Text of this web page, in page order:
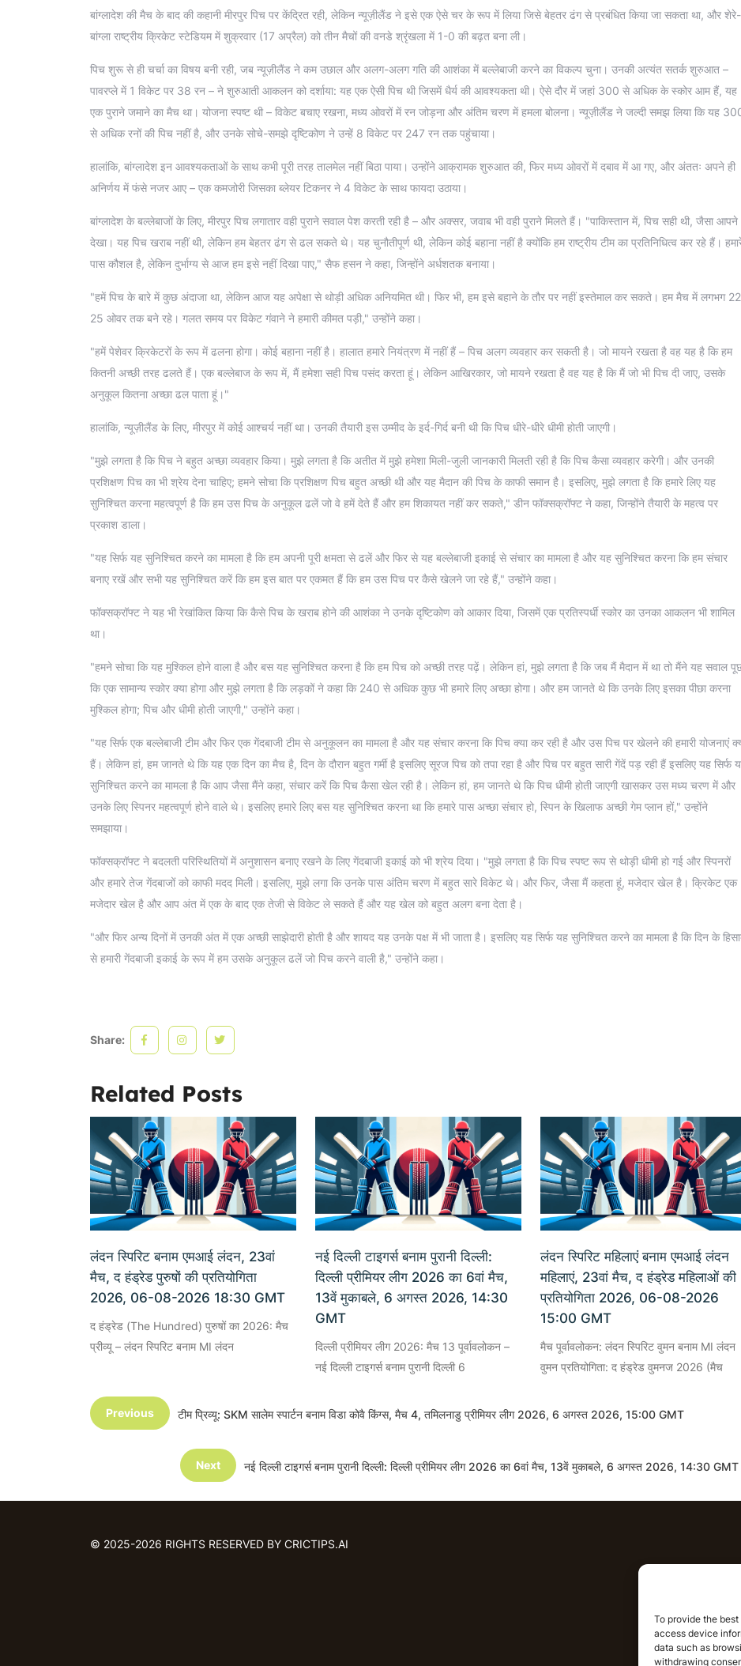
To provide the
access device
data such as
withdrawing
बांग्लादेश की मैच के बाद की कहानी मीरपुर पिच पर केंद्रित रही, लेकिन न्यूज़ीलैंड ने इसे एक ऐसे चर के रूप में लिया जिसे बेहतर ढंग से प्रबंधित किया जा सकता था, और शेरे-
बांग्ला राष्ट्रीय क्रिकेट स्टेडियम में शुक्रवार (17 अप्रैल) को तीन मैचों की वनडे श्रृंखला में 1-0 की बढ़त बना ली।
पिच शुरू से ही चर्चा का विषय बनी रही, जब न्यूज़ीलैंड ने कम उछाल और अलग-अलग गति की आशंका में बल्लेबाजी करने का विकल्प चुना। उनकी अत्यंत सतर्क शुरुआत –
पावरप्ले में 1 विकेट पर 38 रन – ने शुरुआती आकलन को दर्शाया: यह एक ऐसी पिच थी जिसमें धैर्य की आवश्यकता थी। ऐसे दौर में जहां 300 से अधिक के स्कोर आम हैं, यह
एक पुराने जमाने का मैच था। योजना स्पष्ट थी – विकेट बचाए रखना, मध्य ओवरों में रन जोड़ना और अंतिम चरण में हमला बोलना। न्यूज़ीलैंड ने जल्दी समझ लिया कि यह
से अधिक रनों की पिच नहीं है, और उनके सोचे-समझे दृष्टिकोण ने उन्हें 8 विकेट पर 247 रन तक पहुंचाया।
हालांकि, बांग्लादेश इन आवश्यकताओं के साथ कभी पूरी तरह तालमेल नहीं बिठा पाया। उन्होंने आक्रामक शुरुआत की, फिर मध्य ओवरों में दबाव में आ गए, और अंततः अपने ही
अनिर्णय में फंसे नजर आए – एक कमजोरी जिसका ब्लेयर टिकनर ने 4 विकेट के साथ फायदा उठाया।
बांग्लादेश के बल्लेबाजों के लिए, मीरपुर पिच लगातार वही पुराने सवाल पेश करती रही है – और अक्सर, जवाब भी वही पुराने मिलते हैं। "पाकिस्तान में, पिच सही थी, जैसा आपने
देखा। यह पिच खराब नहीं थी, लेकिन हम बेहतर ढंग से ढल सकते थे। यह चुनौतीपूर्ण थी, लेकिन कोई बहाना नहीं है क्योंकि हम राष्ट्रीय टीम का प्रतिनिधित्व कर रहे हैं।
पास कौशल है, लेकिन दुर्भाग्य से आज हम इसे नहीं दिखा पाए," सैफ हसन ने कहा, जिन्होंने अर्धशतक बनाया।
"हमें पिच के बारे में कुछ अंदाजा था, लेकिन आज यह अपेक्षा से थोड़ी अधिक अनियमित थी। फिर भी, हम इसे बहाने के तौर पर नहीं इस्तेमाल कर सकते। हम मैच में लगभग
25 ओवर तक बने रहे। गलत समय पर विकेट गंवाने ने हमारी कीमत पड़ी," उन्होंने कहा।
"हमें पेशेवर क्रिकेटरों के रूप में ढलना होगा। कोई बहाना नहीं है। हालात हमारे नियंत्रण में नहीं हैं – पिच अलग व्यवहार कर सकती है। जो मायने रखता है वह यह है कि हम
कितनी अच्छी तरह ढलते हैं। एक बल्लेबाज के रूप में, मैं हमेशा सही पिच पसंद करता हूं। लेकिन आखिरकार, जो मायने रखता है वह यह है कि मैं जो भी पिच दी जाए, उसके
अनुकूल कितना अच्छा ढल पाता हूं।"
हालांकि, न्यूज़ीलैंड के लिए, मीरपुर में कोई आश्चर्य नहीं था। उनकी तैयारी इस उम्मीद के इर्द-गिर्द बनी थी कि पिच धीरे-धीरे धीमी होती जाएगी।
"मुझे लगता है कि पिच ने बहुत अच्छा व्यवहार किया। मुझे लगता है कि अतीत में मुझे हमेशा मिली-जुली जानकारी मिलती रही है कि पिच कैसा व्यवहार करेगी। और उनकी
प्रशिक्षण पिच का भी श्रेय देना चाहिए; हमने सोचा कि प्रशिक्षण पिच बहुत अच्छी थी और यह मैदान की पिच के काफी समान है। इसलिए, मुझे लगता है कि हमारे लिए यह
सुनिश्चित करना महत्वपूर्ण है कि हम उस पिच के अनुकूल ढलें जो वे हमें देते हैं और हम शिकायत नहीं कर सकते," डीन फॉक्सक्रॉफ्ट ने कहा, जिन्होंने तैयारी के महत्व पर
प्रकाश डाला।
"यह सिर्फ यह सुनिश्चित करने का मामला है कि हम अपनी पूरी क्षमता से ढलें और फिर से यह बल्लेबाजी इकाई से संचार का मामला है और यह सुनिश्चित करना कि हम संचार
बनाए रखें और सभी यह सुनिश्चित करें कि हम इस बात पर एकमत हैं कि हम उस पिच पर कैसे खेलने जा रहे हैं," उन्होंने कहा।
फॉक्सक्रॉफ्ट ने यह भी रेखांकित किया कि कैसे पिच के खराब होने की आशंका ने उनके दृष्टिकोण को आकार दिया, जिसमें एक प्रतिस्पर्धी स्कोर का उनका आकलन भी शामिल
था।
"हमने सोचा कि यह मुश्किल होने वाला है और बस यह सुनिश्चित करना है कि हम पिच को अच्छी तरह पढ़ें। लेकिन हां, मुझे लगता है कि जब मैं मैदान में था तो मैंने यह सवाल
कि एक सामान्य स्कोर क्या होगा और मुझे लगता है कि लड़कों ने कहा कि 240 से अधिक कुछ भी हमारे लिए अच्छा होगा। और हम जानते थे कि उनके लिए इसका पीछा करना
मुश्किल होगा; पिच और धीमी होती जाएगी," उन्होंने कहा।
"यह सिर्फ एक बल्लेबाजी टीम और फिर एक गेंदबाजी टीम से अनुकूलन का मामला है और यह संचार करना कि पिच क्या कर रही है और उस पिच पर खेलने की हमारी योजनाएं
हैं। लेकिन हां, हम जानते थे कि यह एक दिन का मैच है, दिन के दौरान बहुत गर्मी है इसलिए सूरज पिच को तपा रहा है और पिच पर बहुत सारी गेंदें पड़ रही हैं इसलिए यह सिर्फ
सुनिश्चित करने का मामला है कि आप जैसा मैंने कहा, संचार करें कि पिच कैसा खेल रही है। लेकिन हां, हम जानते थे कि पिच धीमी होती जाएगी खासकर उस मध्य चरण में और
उनके लिए स्पिनर महत्वपूर्ण होने वाले थे। इसलिए हमारे लिए बस यह सुनिश्चित करना था कि हमारे पास अच्छा संचार हो, स्पिन के खिलाफ अच्छी गेम प्लान हों," उन्होंने
समझाया।
फॉक्सक्रॉफ्ट ने बदलती परिस्थितियों में अनुशासन बनाए रखने के लिए गेंदबाजी इकाई को भी श्रेय दिया। "मुझे लगता है कि पिच स्पष्ट रूप से थोड़ी धीमी हो गई और स्पिनरों
और हमारे तेज गेंदबाजों को काफी मदद मिली। इसलिए, मुझे लगा कि उनके पास अंतिम चरण में बहुत सारे विकेट थे। और फिर, जैसा मैं कहता हूं, मजेदार खेल है। क्रिकेट एक
मजेदार खेल है और आप अंत में एक के बाद एक तेजी से विकेट ले सकते हैं और यह खेल को बहुत अलग बना देता है।
"और फिर अन्य दिनों में उनकी अंत में एक अच्छी साझेदारी होती है और शायद यह उनके पक्ष में भी जाता है। इसलिए यह सिर्फ यह सुनिश्चित करने का मामला है कि दिन के
से हमारी गेंदबाजी इकाई के रूप में हम उसके अनुकूल ढलें जो पिच करने वाली है," उन्होंने कहा।
Share:
Related Posts
लंदन स्पिरिट बनाम एमआई लंदन, 23वां
मैच, द हंड्रेड पुरुषों की प्रतियोगिता
2026, 06-08-2026 18:30 GMT
द हंड्रेड (The Hundred) पुरुषों का 2026: मैच
प्रीव्यू – लंदन स्पिरिट बनाम MI लंदन
नई दिल्ली टाइगर्स बनाम पुरानी दिल्ली:
दिल्ली प्रीमियर लीग 2026 का 6वां मैच,
13वें मुकाबले, 6 अगस्त 2026, 14:30
GMT
दिल्ली प्रीमियर लीग 2026: मैच 13 पूर्वावलोकन –
नई दिल्ली टाइगर्स बनाम पुरानी दिल्ली 6
लंदन स्पिरिट महिलाएं बनाम एमआई लंदन
महिलाएं, 23वां मैच, द हंड्रेड महिलाओं की
प्रतियोगिता 2026, 06-08-2026
15:00 GMT
मैच पूर्वावलोकन: लंदन स्पिरिट वुमन बनाम MI लंदन
वुमन प्रतियोगिता: द हंड्रेड वुमनज 2026 (मैच
Previous टीम प्रिव्यू: SKM सालेम स्पार्टन बनाम विडा कोवै किंग्स, मैच 4, तमिलनाडु प्रीमियर लीग 2026, 6 अगस्त 2026, 15:00 GMT
Next नई दिल्ली टाइगर्स बनाम पुरानी दिल्ली: दिल्ली प्रीमियर लीग 2026 का 6वां मैच, 13वें मुकाबले, 6 अगस्त 2026, 14:30 GMT
© 2025-2026 RIGHTS RESERVED BY CRICTIPS.AI
आईपीएल समाचार